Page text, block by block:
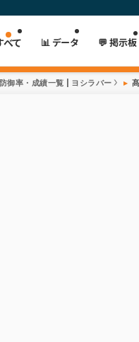
べて 📊 データ 💬 掲示板
御率・成績一覧 | ヨシラバー